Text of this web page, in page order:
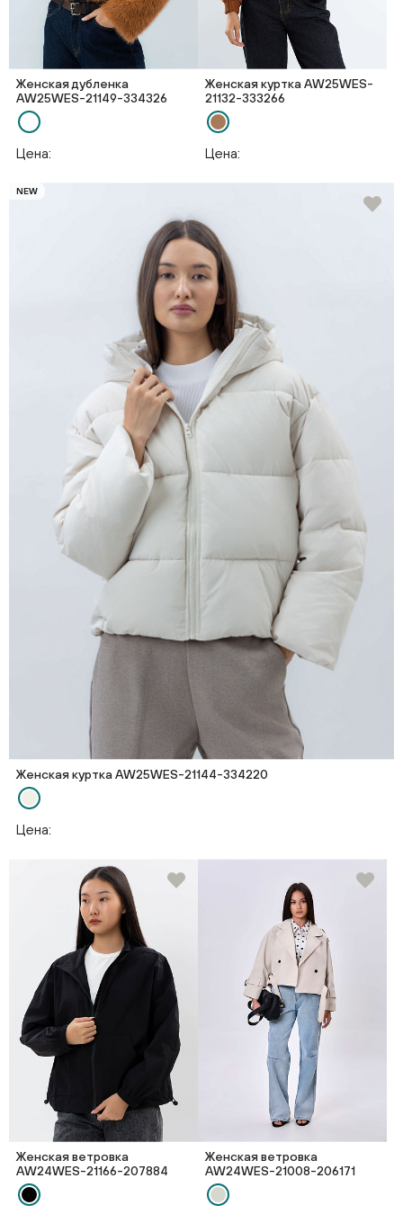
Женская дубленка
AW25WES-21149-334326
Цена:
Женская куртка AW25WES-
21132-333266
Цена:
NEW
Женская куртка AW25WES-21144-334220
Цена:
Женская ветровка
AW24WES-21166-207884
Женская ветровка
AW24WES-21008-206171